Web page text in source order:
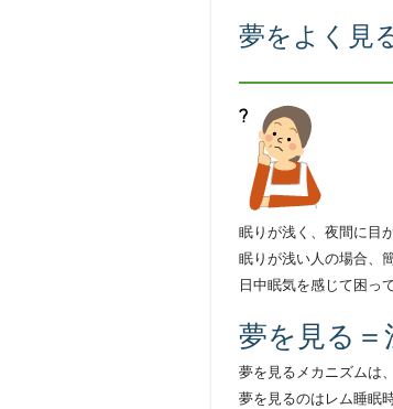
夢をよく見
眠りが浅く、夜間に目
眠りが浅い人の場合、
日中眠気を感じて困っ
夢を見る＝
夢を見るメカニズムは
夢を見るのはレム睡眠